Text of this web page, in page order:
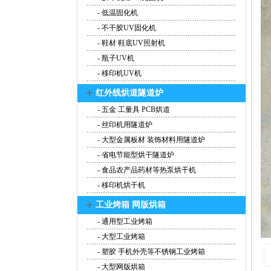
- 低温固化机
- 不干胶UV固化机
- 鞋材 鞋底UV照射机
- 瓶子UV机
- 移印机UV机
+ 红外线烘道隧道炉
- 五金 工量具 PCB烘道
- 丝印机用隧道炉
- 大型金属板材 装饰材料用隧道炉
- 省电节能型烘干隧道炉
- 食品农产品药材等热泵烘干机
- 移印机烘干机
+ 工业烤箱 网版烘箱
- 通用型工业烤箱
- 大型工业烤箱
- 塑胶 手机外壳等不锈钢工业烤箱
- 大型网版烘箱